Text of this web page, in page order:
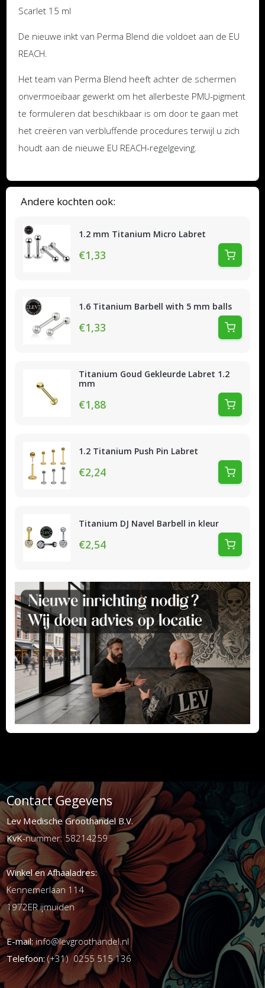
Andere kochten ook:
1.2 mm Titanium Micro Labret
€1,33
1.6 Titanium Barbell with 5 mm balls
€1,33
Titanium Goud Gekleurde Labret 1.2
mm
€1,88
1.2 Titanium Push Pin Labret
€2,24
Titanium DJ Navel Barbell in kleur
€2,54
Scarlet 15 ml
De nieuwe inkt van Perma Blend die voldoet aan de EU
REACH.
Het team van Perma Blend heeft achter de schermen
onvermoeibaar gewerkt om het allerbeste PMU-pigment
te formuleren dat beschikbaar is om door te gaan met
het creëren van verbluffende procedures terwijl u zich
houdt aan de nieuwe EU REACH-regelgeving.
Contact Gegevens
Lev Medische Groothandel B.V.
KvK-nummer: 58214259
Winkel en Afhaaladres:
Kennemerlaan 114
1972ER ijmuiden
E-mail:info@levgroothandel.nl
Telefoon:(+31) 0255 515 136